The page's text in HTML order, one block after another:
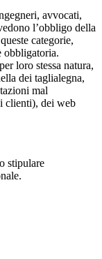
avvocati,
l’obbligo della
categorie,
obbligatoria.
loro stessa natura,
dei taglialegna,
mal
clienti), dei web
stipulare